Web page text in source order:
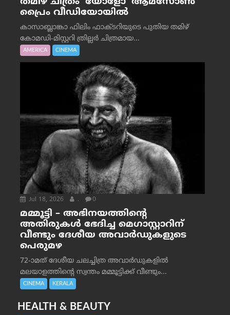
പ്രൈം വീഡിയോയിൽ
കാസാബ്ലാങ്കാ ഫിലിം ഫാക്ടറിയുടെ പുതിയ തമിഴ്
കോമഡി-മിസ്റ്ററി ത്രില്ലർ ചിത്രമായ...
AMERICA CINEMA
Jul 18, 2026 . 0
മമ്മൂട്ടി – അഭിനയത്തിന്റെ
അതിരുകൾ ഭേദിച്ച മെഗാസ്റ്റാറിന്
വീണ്ടും ദേശീയ അവാർഡുകളുടെ
പെരുമഴ
72-ാമത് ദേശീയ ചലച്ചിത്ര അവാര്‍ഡുകളില്‍
മലയാളത്തിന്റെ സ്വന്തം മമ്മൂട്ടിക്ക് വീണ്ടും...
CINEMA KERALA
HEALTH & BEAUTY